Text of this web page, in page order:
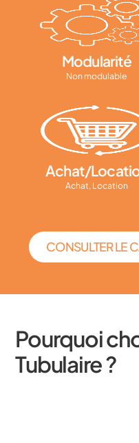
Modularité
Non modulable
Achat/
Achat, Location
CONSULTER LE
Pourquoi
Tubulaire ?